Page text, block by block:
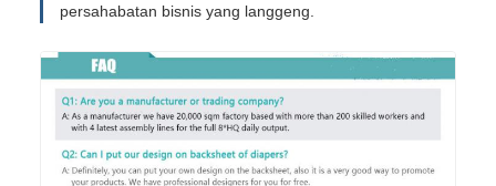
persahabatan bisnis yang langgeng.